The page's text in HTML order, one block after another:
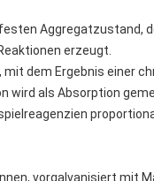
Aggregatzustand,
erzeugt.
dem Ergebnis einer
wird als Absorption
vorgalvanisiert mit